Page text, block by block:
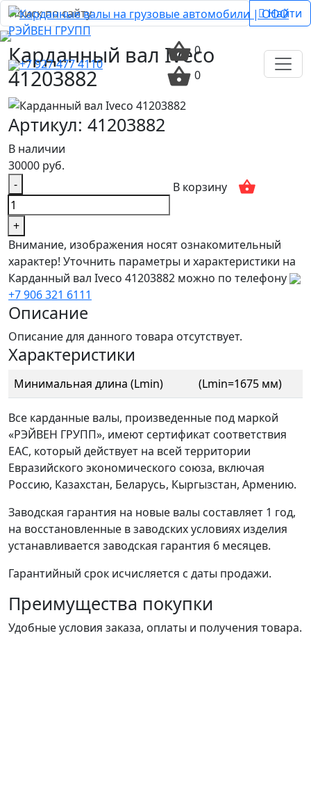
+7 927 477 4110
0
0
Найти
Карданный вал Iveco
41203882
Артикул: 41203882
В наличии
30000 руб.
-
+
В корзину
Внимание, изображения носят ознакомительный
характер! Уточнить параметры и характеристики на
Карданный вал Iveco 41203882 можно по телефону
+7 906 321 6111
Описание
Описание для данного товара отсутствует.
Характеристики
Минимальная длина (Lmin) (Lmin=1675 мм)
Все карданные валы, произведенные под маркой
«РЭЙВЕН ГРУПП», имеют сертификат соответствия
ЕАС, который действует на всей территории
Евразийского экономического союза, включая
Россию, Казахстан, Беларусь, Кыргызстан, Армению.
Заводская гарантия на новые валы составляет 1 год,
на восстановленные в заводских условиях изделия
устанавливается заводская гарантия 6 месяцев.
Гарантийный срок исчисляется с даты продажи.
Преимущества покупки
Удобные условия заказа, оплаты и получения товара.